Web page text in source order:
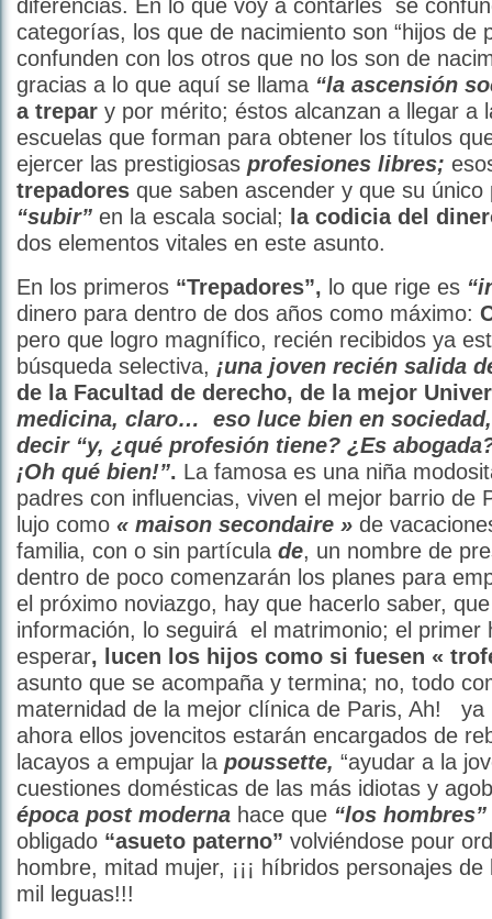
diferencias. En lo que voy a contarles se
categorías, los que de nacimiento son “hijos de
confunden con los otros que no los son de
gracias a lo que aquí se llama “la ascensión
a trepar y por mérito; éstos alcanzan a llegar a
escuelas que forman para obtener los títulos
ejercer las prestigiosas profesiones libres;
trepadores que saben ascender y que su
“subir” en la escala social;
la codicia del
dos elementos vitales en este asunto.
En los primeros “Trepadores”, lo que rige es
dinero para dentro de dos años como máximo:
pero que logro magnífico, recién recibidos ya
búsqueda selectiva, ¡una joven recién salida
de la Facultad de derecho, de la mejor
medicina, claro… eso luce bien en
decir “y, ¿qué profesión tiene? ¿Es
¡Oh qué bien!”. La famosa es una niña
padres con influencias, viven el mejor barrio de
lujo como « maison secondaire » de
familia, con o sin partícula de, un nombre de
dentro de poco comenzarán los planes para
el próximo noviazgo, hay que hacerlo saber,
información, lo seguirá el matrimonio; el
esperar, lucen los hijos como si fuesen «
asunto que se acompaña y termina; no, todo
maternidad de la mejor clínica de Paris, Ah! ya
ahora ellos jovencitos estarán encargados de
lacayos a empujar la poussette, “ayudar a la
cuestiones domésticas de las más idiotas y
época post moderna hace que “los
obligado “asueto paterno” volviéndose pour
hombre, mitad mujer, ¡¡¡ híbridos personajes
mil leguas!!!